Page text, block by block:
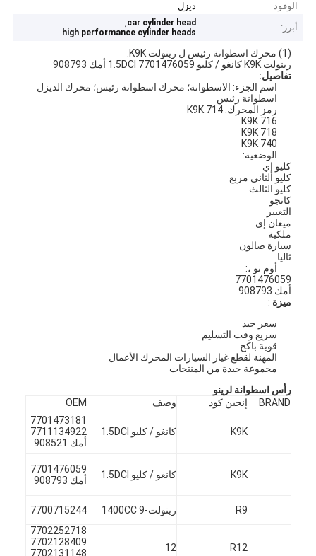
الوقود
ديزل
أبرز:
car cylinder head
,
high performance cylinder heads
(1) محرك اسطوانة رئيس ل رينولت K9K.
رينولت K9K كانغو / كليو 1.5DCI 7701476059 أمك 908793
تفاصيل:
اسم الجزء: الاسطوانة؛ محرك اسطوانة رئيس؛ محرك الديزل
اسطوانة رئيس
رمز المحرك: K9K 714
K9K 716
K9K 718
K9K 740
الوضعية:
كليو إي
كليو الثاني مربع
كليو الثالث
كانجو
التعبير
ميغان إي
ملكية
سيارة صالون
ثاليا
أوم نو ،:
7701476059
أمك 908793
ميزة :
سعر جيد
سريع وقت التسليم
قوية باكج
المهنة لقطع غيار السيارات المحرك الأعمال
مجموعة جيدة من المنتجات
رأس اسطوانة لرينو
BRAND
إنجين كود وصف OEM
K9K كانغو / كليو 1.5DCI
7701473181
7711134922
أمك 908521
K9K كانغو / كليو 1.5DCI
7701476059
أمك 908793
R9 رينولت-9 1400CC 7700715244
R12
12
7702252718
7702128409
7702131148